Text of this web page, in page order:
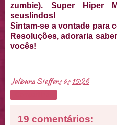
zumbie). Super Hiper
seuslindos!
Sintam-se a vontade para
Resoluções, adoraria
vocês!
Julianna Steffensàs 15:26
19 comentários: